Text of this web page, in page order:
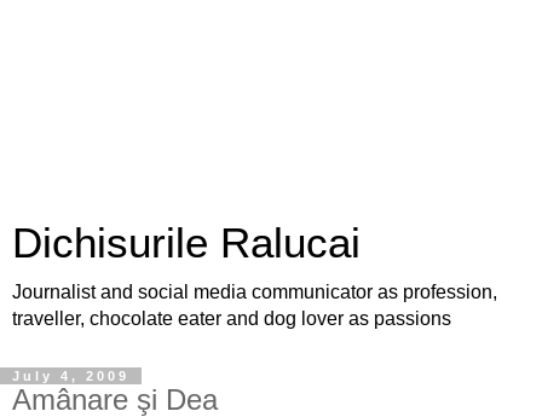
Dichisurile Ralucai
Journalist and social media communicator as profession,
traveller, chocolate eater and dog lover as passions
July 4, 2009
Amânare şi Dea